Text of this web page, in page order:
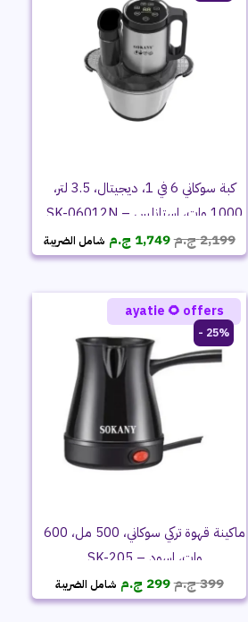
كبة سوكاني 6 في 1، ديجيتال، 3.5 لتر،
1000 وات، استانلس – SK-06012N
2,199ج.مالسعر
الأصلي
2,199 ج.م.
1,749 ج.م السعر
الحالي
1,749 ج.م.
شامل الضريبة
25% -
ماكينة قهوة تركي سوكاني، 500 مل، 600
وات، اسود – SK-205
399ج.مالسعر
الأصلي
299 ج.م السعر
الحالي
شامل الضريبة
ayatie 🌻 offers